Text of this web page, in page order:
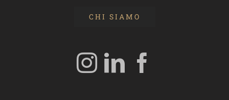
CHI SIAMO